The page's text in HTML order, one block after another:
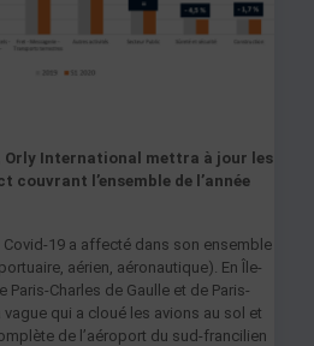
Orly International mettra à jour les
couvrant l’ensemble de l’année
Covid-19 a affecté dans son ensemble
aérien, aéronautique). En Île-
Charles de Gaulle et de Paris-
vague qui a cloué les avions au sol et
de l’aéroport du sud-francilien